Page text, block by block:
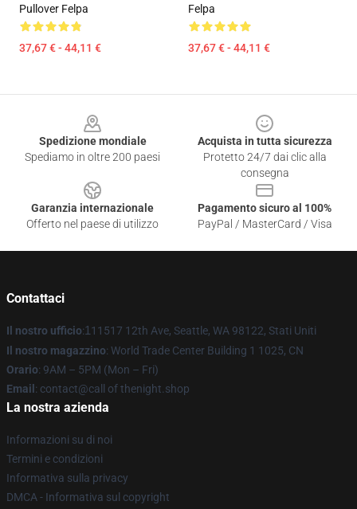
Pullover Felpa
37,67 € - 44,11 €
Felpa
37,67 € - 44,11 €
Spedizione mondiale
Spediamo in oltre 200 paesi
Acquista in tutta sicurezza
Protetto 24/7 dai clic alla
consegna
Garanzia internazionale
Offerto nel paese di utilizzo
Pagamento sicuro al 100%
PayPal / MasterCard / Visa
Contattaci
Il nostro ufficio:1 11517 12th Ave, Seattle, WA 98122, Stati Uniti
Il nostro magazzino: World Trade Center Building 1 1025, CN
Orario: 9AM – 5PM (Mon – Fri)
Email : contact@call of thenight.shop
La nostra azienda
Informazioni su di noi
Termini e condizioni
Informativa sulla privacy
DMCA - Informativa sul copyright